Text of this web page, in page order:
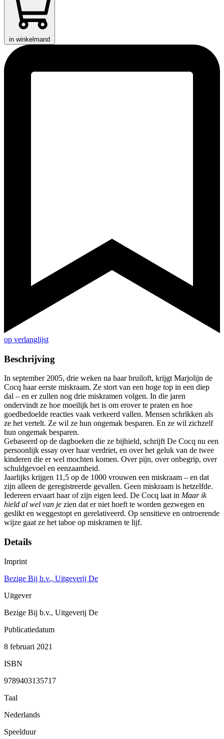
in winkelmand
op verlanglijst
Beschrijving
In september 2005, drie weken na haar bruiloft, krijgt Marjolijn de
Cocq haar eerste miskraam. Ze stort van een hoge top in een diep
dal – en er zullen nog drie miskramen volgen. In die jaren
ondervindt ze hoe moeilijk het is om erover te praten en hoe
goedbedoelde reacties vaak verkeerd vallen. Mensen schrikken als
ze het vertelt. Ze wil ze hun ongemak besparen. En ze wil zichzelf
hun ongemak besparen.
Gebaseerd op de dagboeken die ze bijhield, schrijft De Cocq nu een
persoonlijk essay over haar verdriet, en over het geluk van de twee
kinderen die er wel mochten komen. Over pijn, over onbegrip, over
schuldgevoel en eenzaamheid.
Jaarlijks krijgen 11,5 op de 1000 vrouwen een miskraam – en dat
zijn alleen de geregistreerde gevallen. Geen miskraam is hetzelfde.
Iedereen ervaart haar of zijn eigen leed. De Cocq laat in Maar ik
hield al wel van je zien dat er niet hoeft te worden gezwegen en
geslikt en weggestopt en gerelativeerd. Op sensitieve en ontroerende
wijze gaat ze het taboe op miskramen te lijf.
Details
Imprint
Bezige Bij b.v., Uitgeverij De
Uitgever
Bezige Bij b.v., Uitgeverij De
Publicatiedatum
8 februari 2021
ISBN
9789403135717
Taal
Nederlands
Speelduur